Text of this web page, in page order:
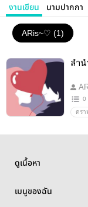
งานเขียน นามปากกา
ARis~♡ (1)
ลำ
0
ดรา
ดูเนื้อหา
เมนูของฉัน